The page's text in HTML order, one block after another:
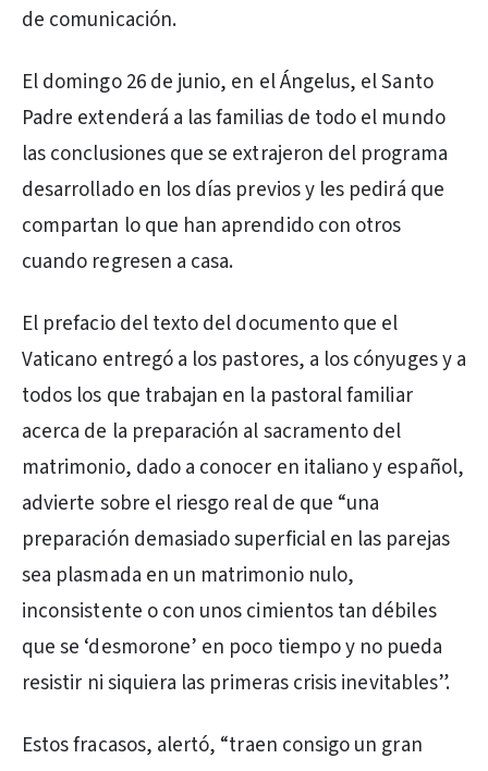
de comunicación.
El domingo 26 de junio, en el Ángelus, el Santo
Padre extenderá a las familias de todo el mundo
las conclusiones que se extrajeron del programa
desarrollado en los días previos y les pedirá que
compartan lo que han aprendido con otros
cuando regresen a casa.
El prefacio del texto del documento que el
Vaticano entregó a los pastores, a los cónyuges y a
todos los que trabajan en la pastoral familiar
acerca de la preparación al sacramento del
matrimonio, dado a conocer en italiano y español,
advierte sobre el riesgo real de que “una
preparación demasiado superficial en las parejas
sea plasmada en un matrimonio nulo,
inconsistente o con unos cimientos tan débiles
que se ‘desmorone’ en poco tiempo y no pueda
resistir ni siquiera las primeras crisis inevitables”.
Estos fracasos, alertó, “traen consigo un gran